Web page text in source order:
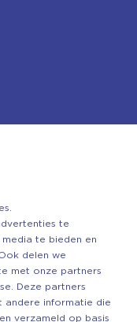
te
te bieden en
delen we
met onze partners
Deze partners
andere informatie die
verzameld op basis